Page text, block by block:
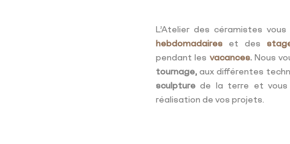
L’Atelier des céramistes
hebdomadaires
et des
pendant les vacances.Nous
tournage, aux différentes
sculpturede la terre et vous
réalisation de vos projets.